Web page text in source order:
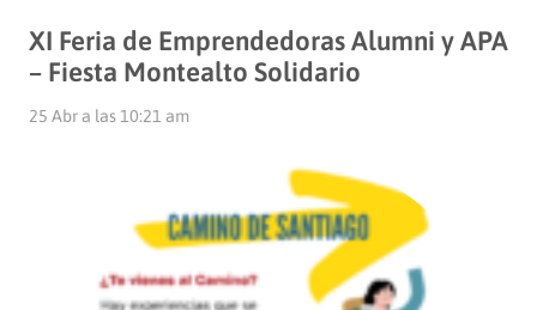
XI Feria de Emprendedoras Alumni y APA
– Fiesta Montealto Solidario
25 Abr a las 10:21 am